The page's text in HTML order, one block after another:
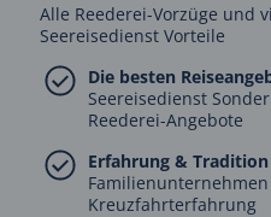
Alle Reederei-Vorzüge und
Seereisedienst Vorteile
Die besten
Seereisedienst
Reederei-Angebote
Erfahrung & Tradition
Kreuzfahrterfahrung